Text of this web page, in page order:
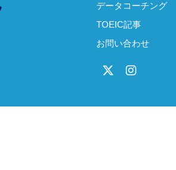
データコーチング
TOEIC記事
お問い合わせ